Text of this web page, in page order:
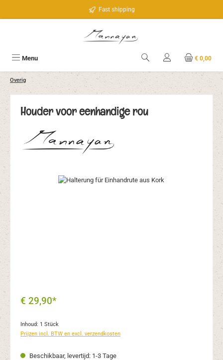
Fast shipping
Menu € 0,00
Overig
Houder voor eenhandige rou
Afbeeldingengalerij overslaan
€ 29,90*
Inhoud: 1 Stück
Prijzen incl. BTW en excl. verzendkosten
Beschikbaar, levertijd: 1-3 Tage